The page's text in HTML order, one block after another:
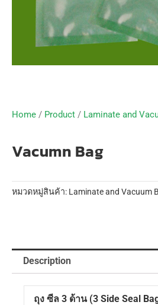
Home / Product / Laminate and
Vacumn Bag
หมวดหมู่สินค้า: Laminate and Vacuum
Description
ถุง ซีล 3 ด้าน(3 Side Seal